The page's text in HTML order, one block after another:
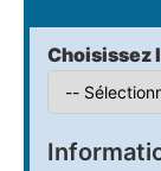
Choisissez